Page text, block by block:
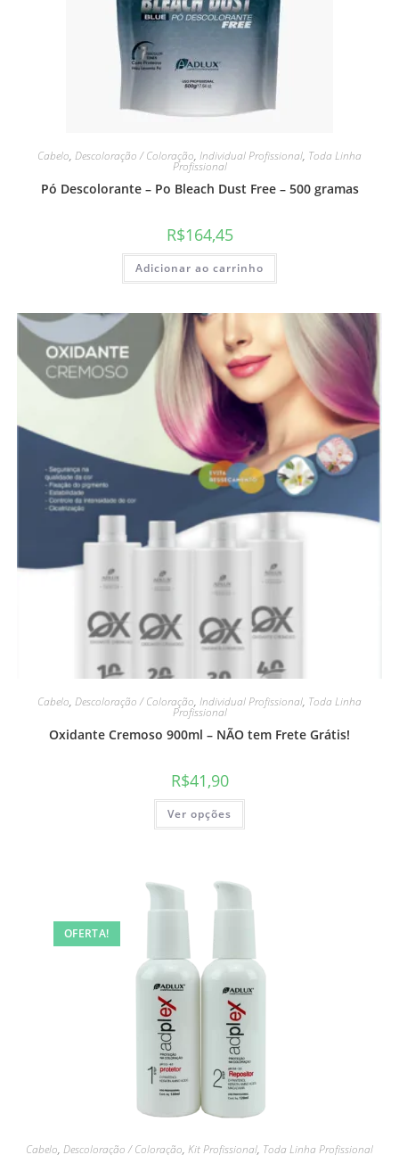
Cabelo, Descoloração / Coloração, Individual Profissional, Toda Linha
Profissional
Pó Descolorante – Po Bleach Dust Free – 500 gramas
R$164,45
Adicionar ao carrinho
Cabelo, Descoloração / Coloração, Individual Profissional, Toda Linha
Profissional
Oxidante Cremoso 900ml – NÃO tem Frete Grátis!
R$41,90
Ver opções
OFERTA!
Cabelo, Descoloração / Coloração, Kit Profissional, Toda Linha Profissional